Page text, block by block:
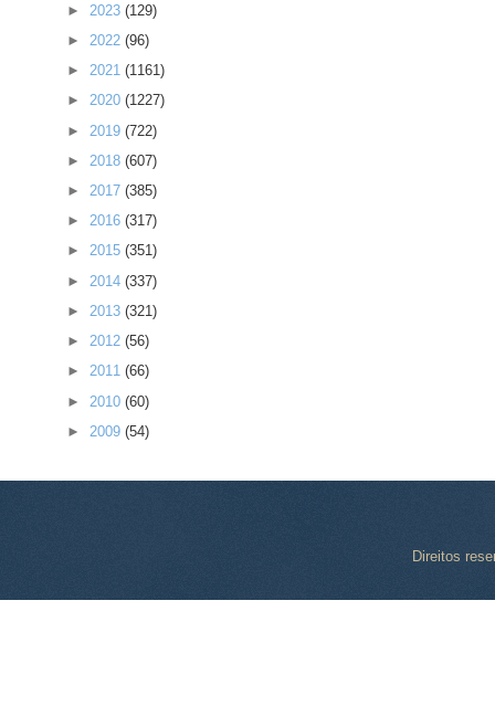
► 2023 (129)
► 2022 (96)
► 2021 (1161)
► 2020 (1227)
► 2019 (722)
► 2018 (607)
► 2017 (385)
► 2016 (317)
► 2015 (351)
► 2014 (337)
► 2013 (321)
► 2012 (56)
► 2011 (66)
► 2010 (60)
► 2009 (54)
Direitos